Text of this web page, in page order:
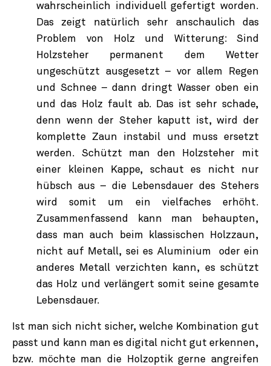
wahrscheinlich individuell gefertigt worden.
Das zeigt natürlich sehr anschaulich das
Problem von Holz und Witterung: Sind
Holzsteher permanent dem Wetter
ungeschützt ausgesetzt – vor allem Regen
und Schnee – dann dringt Wasser oben ein
und das Holz fault ab. Das ist sehr schade,
denn wenn der Steher kaputt ist, wird der
komplette Zaun instabil und muss ersetzt
werden. Schützt man den Holzsteher mit
einer kleinen Kappe, schaut es nicht nur
hübsch aus – die Lebensdauer des Stehers
wird somit um ein vielfaches erhöht.
Zusammenfassend kann man behaupten,
dass man auch beim klassischen Holzzaun,
nicht auf Metall, sei es Aluminium oder ein
anderes Metall verzichten kann, es schützt
das Holz und verlängert somit seine gesamte
Lebensdauer.
Ist man sich nicht sicher, welche Kombination gut
passt und kann man es digital nicht gut erkennen,
bzw. möchte man die Holzoptik gerne angreifen